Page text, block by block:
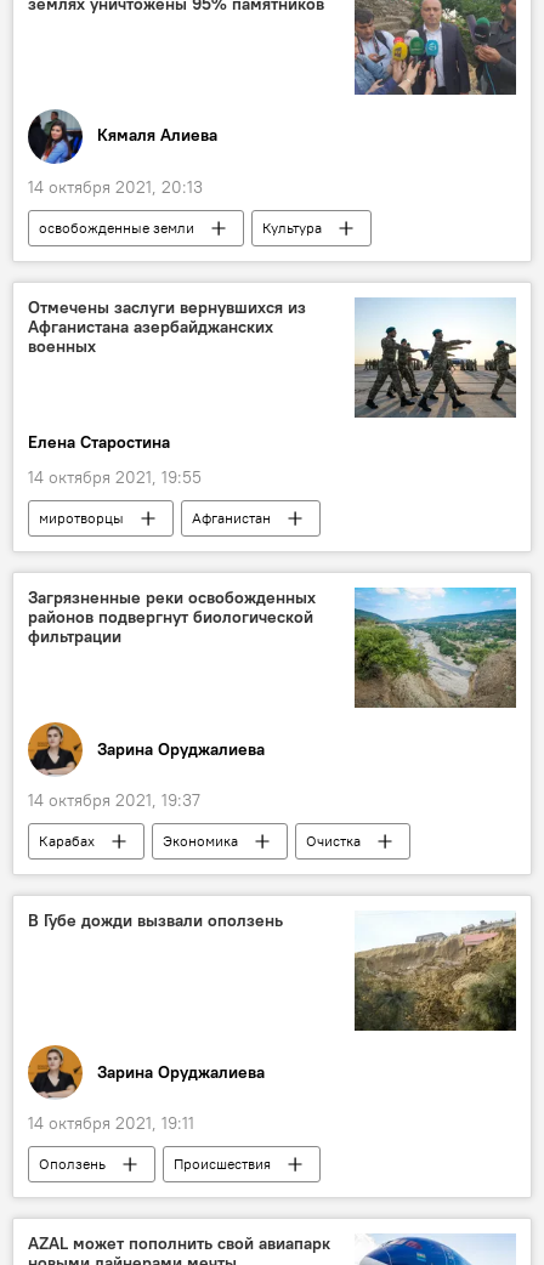
Кямаля Алиева
14 октября 2021, 20:13
освобожденные земли
Культура
памятники
Анар Керимов
Отмечены заслуги вернувшихся из
Афганистана азербайджанских
военных
Елена Старостина
14 октября 2021, 19:55
миротворцы
Афганистан
Награждение
Министерство обороны АР
Загрязненные реки освобожденных
районов подвергнут биологической
фильтрации
Зарина Оруджалиева
14 октября 2021, 19:37
Карабах Экономика
Очистка
реки
освобожденные земли
В Губе дожди вызвали оползень
Зарина Оруджалиева
14 октября 2021, 19:11
Оползень
Происшествия
Губинский район
AZAL может пополнить свой авиапарк